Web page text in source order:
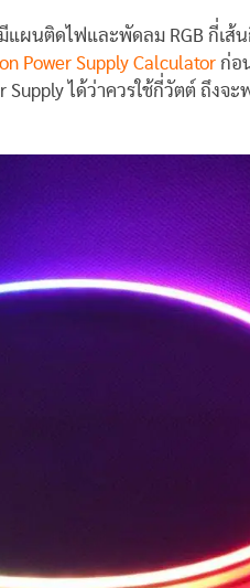
ผนติดไฟและพัดลม RGB กี่เส้น
Power Supply Calculator ก่อ
ได้ว่าควรใช้กี่วัตต์ ถึงจะ